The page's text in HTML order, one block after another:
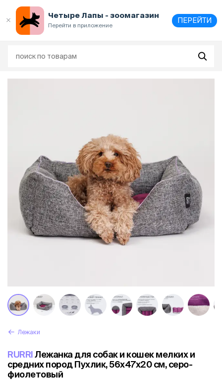
Четыре Лапы - зоомагазин
Перейти в приложение
ПЕРЕЙТИ
Лежаки
RURRIЛежанка для собак и кошек мелких и
средних пород Пухлик, 56х47х20 см, серо-
фиолетовый